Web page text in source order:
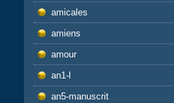
amicales
amiens
amour
an1-l
an5-manuscrit